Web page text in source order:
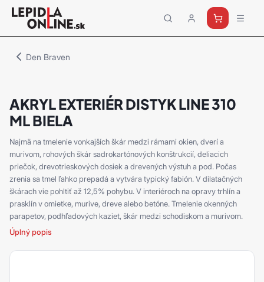
Priemyselné
lepidlá
Den Braven
AKRYL EXTERIÉR DISTYK LINE 310
ML BIELA
Najmä na tmelenie vonkajších škár medzi rámami okien, dverí a
murivom, rohových škár sadrokartónových konštrukcií, deliacich
priečok, drevotrieskových dosiek a drevených výstuh a pod. Počas
zrenia sa tmel ľahko prepadá a vytvára typický fabión. V dilatačných
škárach vie pohltiť až 12,5% pohybu. V interiéroch na opravy trhlín a
prasklín v omietke, murive, dreve alebo betóne. Tmelenie okenných
parapetov, podhľadových kaziet, škár medzi schodiskom a murivom.
Úplný popis